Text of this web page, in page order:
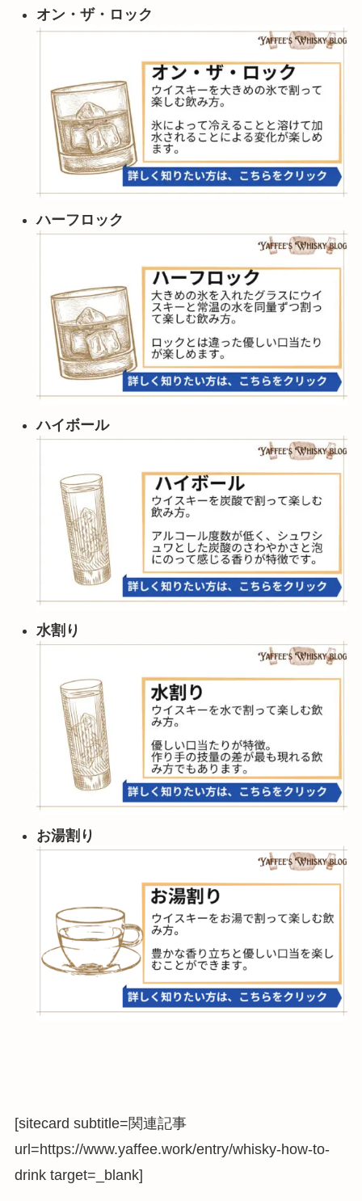
オン・ザ・ロック
ハーフロック
ハイボール
水割り
お湯割り
[sitecard subtitle=関連記事
url=https://www.yaffee.work/entry/whisky-how-to-
drink target=_blank]